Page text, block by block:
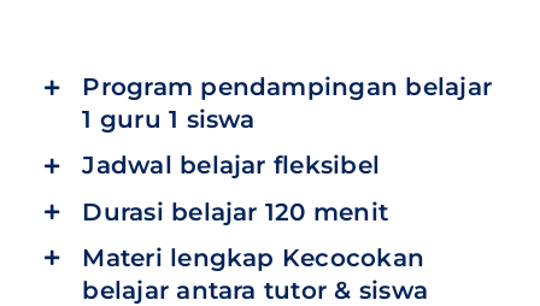
Program pendampingan belajar
1 guru 1 siswa
Jadwal belajar fleksibel
Durasi belajar 120 menit
Materi lengkap Kecocokan
belajar antara tutor & siswa